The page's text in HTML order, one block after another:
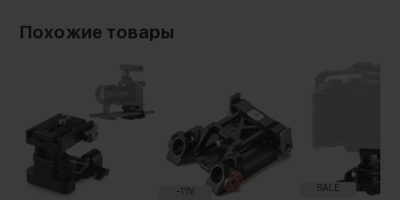
Похожие товары
-11% SALE